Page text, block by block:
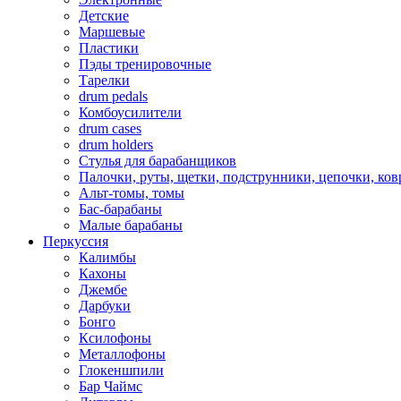
Детские
Маршевые
Пластики
Пэды тренировочные
Тарелки
drum pedals
Комбоусилители
drum cases
drum holders
Стулья для барабанщиков
Палочки, руты, щетки, подструнники, цепочки,
Альт-томы, томы
Бас-барабаны
Малые барабаны
Перкуссия
Калимбы
Кахоны
Джембе
Дарбуки
Бонго
Ксилофоны
Металлофоны
Глокеншпили
Бар Чаймс